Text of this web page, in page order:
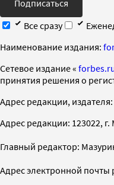
Подписаться
Все сразу
Наименование издания:
Cетевое издание «
принятия решения о
Адрес редакции, издателя:
Адрес редакции: 123022, г.
Главный редактор:
Адрес электронной почты